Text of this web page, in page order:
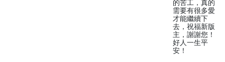
的苦工，真的
需要有很多愛
才能繼續下
去，祝福新版
主，謝謝您！
好人一生平
安！